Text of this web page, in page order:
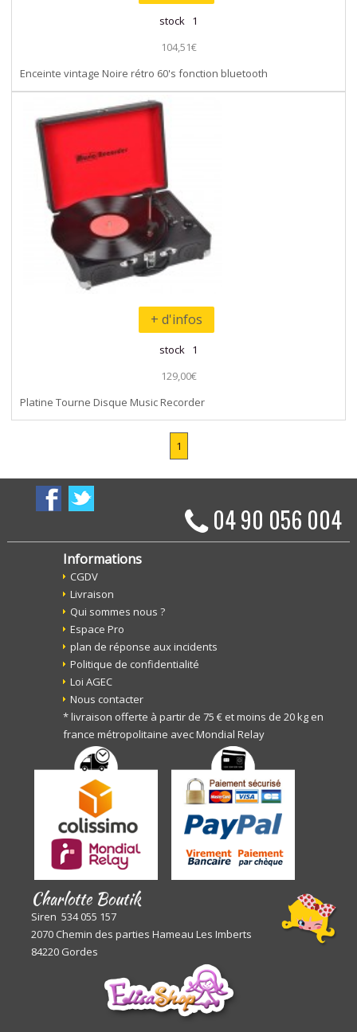
stock 1
104,51€
Enceinte vintage Noire rétro 60's fonction bluetooth
+ d'infos
stock 1
129,00€
Platine Tourne Disque Music Recorder
1
04 90 056 004
Informations
CGDV
Livraison
Qui sommes nous ?
Espace Pro
plan de réponse aux incidents
Politique de confidentialité
Loi AGEC
Nous contacter
* livraison offerte à partir de 75 € et moins de 20 kg en
france métropolitaine avec Mondial Relay
Charlotte Boutik
Siren 534 055 157
2070 Chemin des parties Hameau Les Imberts
84220 Gordes